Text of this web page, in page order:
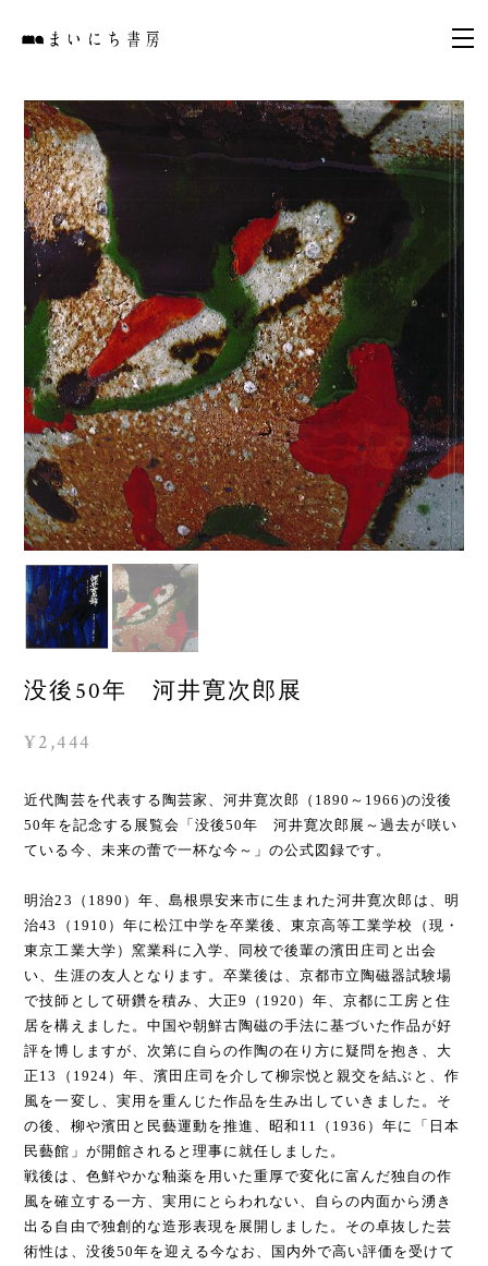
没後50年 河井寛次郎展
¥2,444
近代陶芸を代表する陶芸家、河井寛次郎（1890～1966)の没後
50年を記念する展覧会「没後50年 河井寛次郎展～過去が咲い
ている今、未来の蕾で一杯な今～」の公式図録です。
明治23（1890）年、島根県安来市に生まれた河井寛次郎は、明
治43（1910）年に松江中学を卒業後、東京高等工業学校（現・
東京工業大学）窯業科に入学、同校で後輩の濱田庄司と出会
い、生涯の友人となります。卒業後は、京都市立陶磁器試験場
で技師として研鑽を積み、大正9（1920）年、京都に工房と住
居を構えました。中国や朝鮮古陶磁の手法に基づいた作品が好
評を博しますが、次第に自らの作陶の在り方に疑問を抱き、大
正13（1924）年、濱田庄司を介して柳宗悦と親交を結ぶと、作
風を一変し、実用を重んじた作品を生み出していきました。そ
の後、柳や濱田と民藝運動を推進、昭和11（1936）年に「日本
民藝館」が開館されると理事に就任しました。
戦後は、色鮮やかな釉薬を用いた重厚で変化に富んだ独自の作
風を確立する一方、実用にとらわれない、自らの内面から湧き
出る自由で独創的な造形表現を展開しました。その卓抜した芸
術性は、没後50年を迎える今なお、国内外で高い評価を受けて